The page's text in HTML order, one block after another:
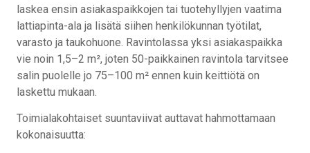
laskea ensin asiakaspaikkojen tai tuotehyllyjen vaatima
lattiapinta-ala ja lisätä siihen henkilökunnan työtilat,
varasto ja taukohuone. Ravintolassa yksi asiakaspaikka
vie noin 1,5–2 m², joten 50-paikkainen ravintola tarvitsee
salin puolelle jo 75–100 m² ennen kuin keittiötä on
laskettu mukaan.
Toimialakohtaiset suuntaviivat auttavat hahmottamaan
kokonaisuutta: